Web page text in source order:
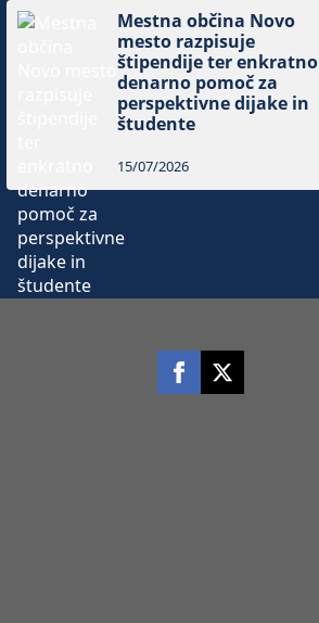
Mestna občina Novo
mesto razpisuje
štipendije ter enkratno
denarno pomoč za
perspektivne dijake in
študente
15/07/2026